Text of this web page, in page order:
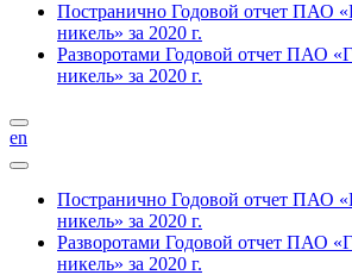
Постранично Годовой отчет ПАО
никель» за 2020 г.
Разворотами Годовой отчет ПАО
никель» за 2020 г.
en
Постранично Годовой отчет ПАО
никель» за 2020 г.
Разворотами Годовой отчет ПАО
никель» за 2020 г.